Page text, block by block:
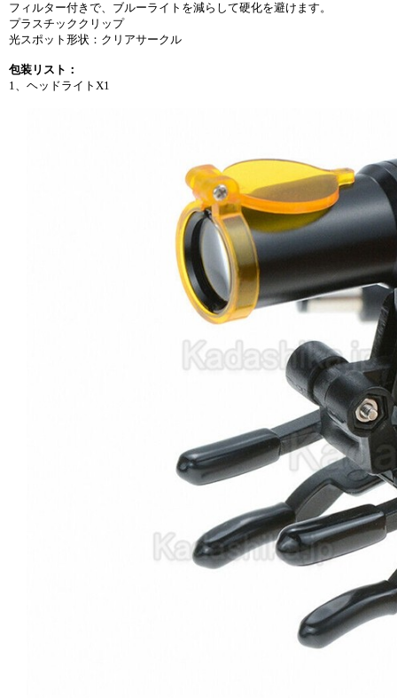
フィルター付きで、ブルーライトを減らして硬化を避けます。
プラスチッククリップ
光スポット形状：クリアサークル
包装リスト：
1、ヘッドライトX1